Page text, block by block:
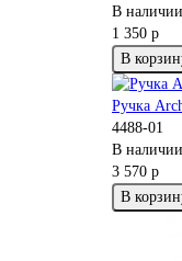
В
1 350 р
В
Ручка
4488-01
В
3 570 р
В